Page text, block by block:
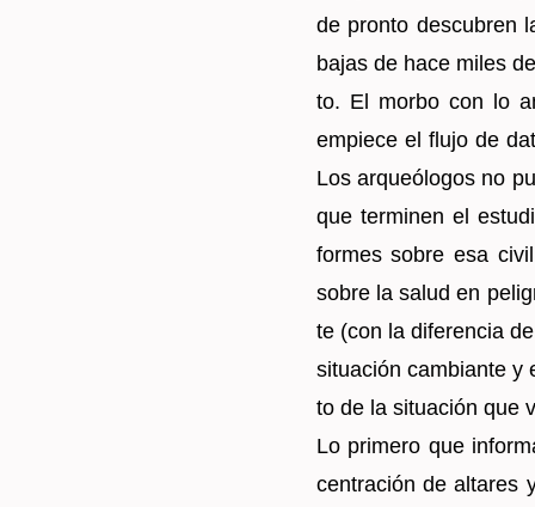
de pron­to des­cu­bren
bajas de hace miles
to. El morbo con lo
em­pie­ce el flujo de
Los ar­queó­lo­gos no
que ter­mi­nen el
for­mes sobre esa
sobre la salud en
te (con la di­fe­ren­cia
si­tua­ción cam­bian­te y
to de la si­tua­ción que
Lo pri­me­ro que
cen­tra­ción de al­ta­res